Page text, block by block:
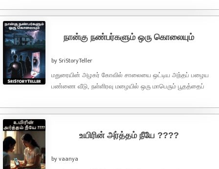
நான்கு நண்பர்களும் ஒரு கொலையும்
by SriStoryTeller
மதுரையின் அழகர் கோவில் சாலையை ஒட்டிய அந்தப் பழைய
பண்ணை வீடு, நள்ளிரவு மழையில் ஒரு மாபெரும் பூதத்தைப்
உயிரின் அர்த்தம் நீயே ????
by vaanya